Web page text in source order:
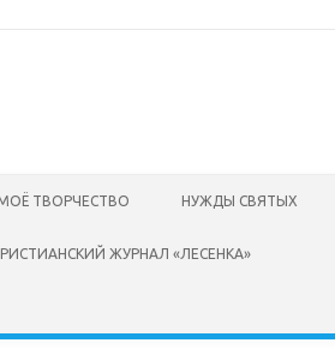
ТВОРЧЕСТВО НУЖДЫ СВЯТЫХ
ЖУРНАЛ «ЛЕСЕНКА»